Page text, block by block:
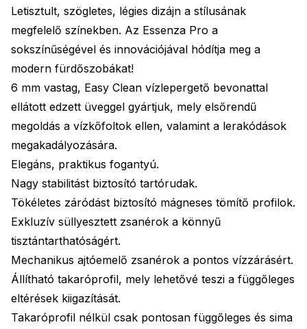
Letisztult, szögletes, légies dizájn a stílusának
megfelelő színekben. Az Essenza Pro a
sokszínűségével és innovációjával hódítja meg a
modern fürdőszobákat!
6 mm vastag, Easy Clean vízlepergető bevonattal
ellátott edzett üveggel gyártjuk, mely elsőrendű
megoldás a vízkőfoltok ellen, valamint a lerakódások
megakadályozására.
Elegáns, praktikus fogantyú.
Nagy stabilitást biztosító tartórudak.
Tökéletes záródást biztosító mágneses tömítő profilok.
Exkluzív süllyesztett zsanérok a könnyű
tisztántarthatóságért.
Mechanikus ajtóemelő zsanérok a pontos vízzárásért.
Állítható takaróprofil, mely lehetővé teszi a függőleges
eltérések kiigazítását.
Takaróprofil nélkül csak pontosan függőleges és sima